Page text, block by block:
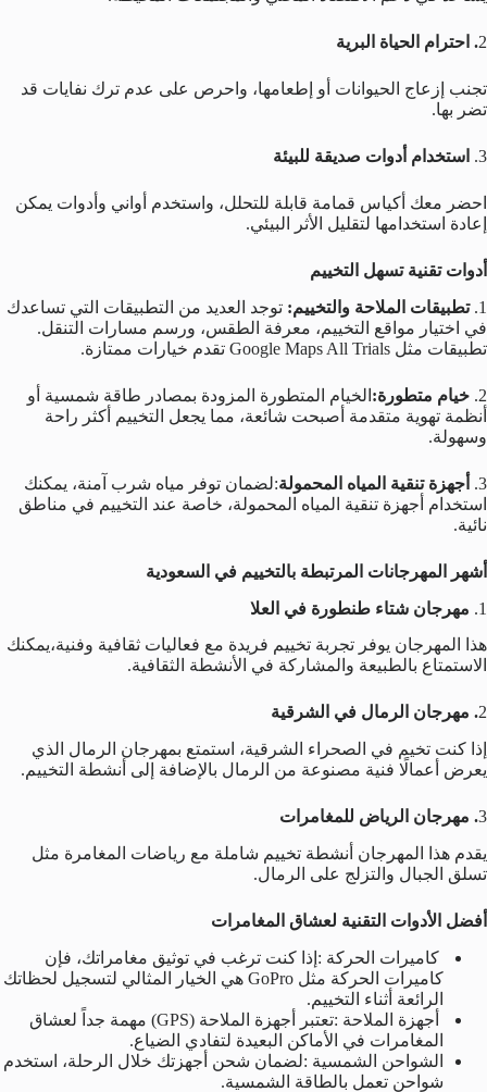
2. احترام الحياة البرية
تجنب إزعاج الحيوانات أو إطعامها، واحرص على عدم ترك نفايات قد
تضر بها.
3. استخدام أدوات صديقة للبيئة
احضر معك أكياس قمامة قابلة للتحلل، واستخدم أواني وأدوات يمكن
إعادة استخدامها لتقليل الأثر البيئي.
أدوات تقنية تسهل التخييم
1. تطبيقات الملاحة والتخييم: توجد العديد من التطبيقات التي تساعدك
في اختيار مواقع التخييم، معرفة الطقس، ورسم مسارات التنقل.
تطبيقات مثل Google Maps All Trials تقدم خيارات ممتازة.
2. خيام متطورة: الخيام المتطورة المزودة بمصادر طاقة شمسية أو
أنظمة تهوية متقدمة أصبحت شائعة، مما يجعل التخييم أكثر راحة
وسهولة.
3. أجهزة تنقية المياه المحمولة:لضمان توفر مياه شرب آمنة، يمكنك
استخدام أجهزة تنقية المياه المحمولة، خاصة عند التخييم في مناطق
نائية.
أشهر المهرجانات المرتبطة بالتخييم في السعودية
1. مهرجان شتاء طنطورة في العلا
هذا المهرجان يوفر تجربة تخييم فريدة مع فعاليات ثقافية وفنية،يمكنك
الاستمتاع بالطبيعة والمشاركة في الأنشطة الثقافية.
2. مهرجان الرمال في الشرقية
إذا كنت تخيم في الصحراء الشرقية، استمتع بمهرجان الرمال الذي
يعرض أعمالًا فنية مصنوعة من الرمال بالإضافة إلى أنشطة التخييم.
3. مهرجان الرياض للمغامرات
يقدم هذا المهرجان أنشطة تخييم شاملة مع رياضات المغامرة مثل
تسلق الجبال والتزلج على الرمال.
أفضل الأدوات التقنية لعشاق المغامرات
كاميرات الحركة :إذا كنت ترغب في توثيق مغامراتك، فإن
كاميرات الحركة مثل GoPro هي الخيار المثالي لتسجيل لحظاتك
الرائعة أثناء التخييم.
أجهزة الملاحة :تعتبر أجهزة الملاحة (GPS) مهمة جداً لعشاق
المغامرات في الأماكن البعيدة لتفادي الضياع.
الشواحن الشمسية :لضمان شحن أجهزتك خلال الرحلة، استخدم
شواحن تعمل بالطاقة الشمسية.